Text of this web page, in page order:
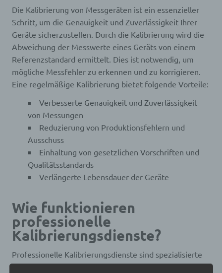
Die Kalibrierung von Messgeräten ist ein essenzieller
Schritt, um die Genauigkeit und Zuverlässigkeit Ihrer
Geräte sicherzustellen. Durch die Kalibrierung wird die
Abweichung der Messwerte eines Geräts von einem
Referenzstandard ermittelt. Dies ist notwendig, um
mögliche Messfehler zu erkennen und zu korrigieren.
Eine regelmäßige Kalibrierung bietet folgende Vorteile:
Verbesserte Genauigkeit und Zuverlässigkeit
von Messungen
Reduzierung von Produktionsfehlern und
Ausschuss
Einhaltung von gesetzlichen Vorschriften und
Qualitätsstandards
Verlängerte Lebensdauer der Geräte
Wie funktionieren
professionelle
Kalibrierungsdienste?
Professionelle Kalibrierungsdienste sind spezialisierte
Unternehmen, die die Kalibrierung von Messgeräten